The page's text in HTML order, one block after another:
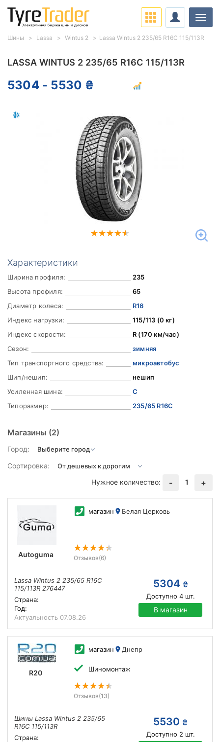
LASSA WINTUS 2 235/65 R16C 115/113R
5304 - 5530 ₴
Характеристики
Ширина профиля:
235
Высота профиля:
65
Диаметр колеса:
R16
Индекс нагрузки:
115/113 (0 кг)
Индекс скорости:
R (170 км/час)
Сезон:
зимняя
Тип транспортного средства:
микроавтобус
Шип/нешип:
нешип
Усиленная шина:
C
Типоразмер:
235/65 R16C
Магазины (2)
Город:
Сортировка:
Нужное количество:
- 1 +
Autoguma
магазин Белая Церковь
Отзывов(6)
Lassa Wintus 2 235/65 R16C
115/113R 276447
Страна:
Год:
Актуальность 07.08.26
5304 ₴
Доступно 4шт.
В магазин
R20
магазин Днепр
Шиномонтаж
Отзывов(13)
Шины Lassa Wintus 2 235/65
R16C 115/113R
Страна:
5530 ₴
Доступно 2 шт.
Шины Lassa Wintus 2 Lassa Wintus 2 235/65 R16C 115/113R